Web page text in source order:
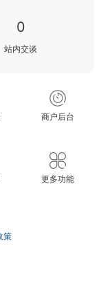
0
站内交谈
商户后台
更多功能
策